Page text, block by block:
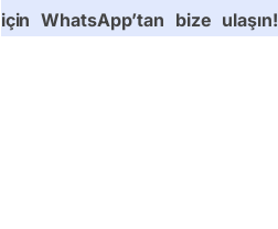
için WhatsApp’tan bize ulaşın!